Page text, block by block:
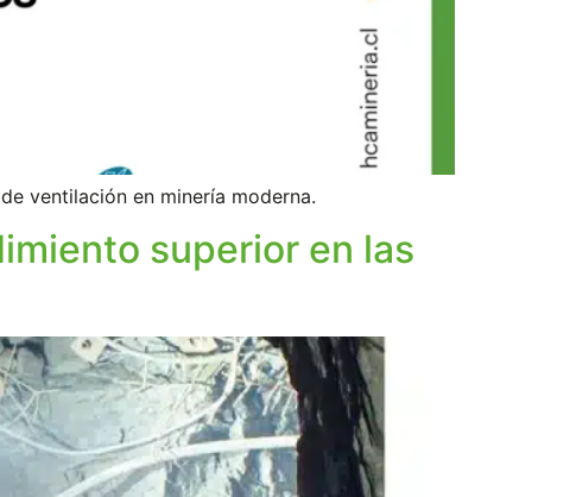
ventilación en minería moderna.
superior en las